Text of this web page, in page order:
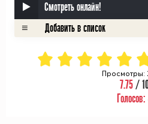
Смотреть онлайн!
Просмотры:
7.75/
Голосов: